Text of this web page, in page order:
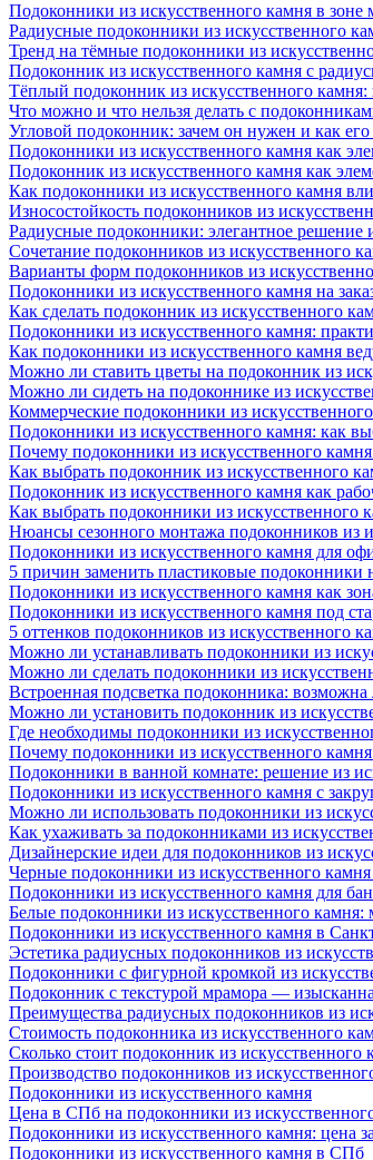
Подоконники из искусственного камня в
Радиусные подоконники из искусственного
Тренд на тёмные подоконники из
Подоконник из искусственного камня с
Тёплый подоконник из искусственного камня:
Что можно и что нельзя делать с
Угловой подоконник: зачем он нужен и как его
Подоконники из искусственного камня как
Подоконник из искусственного камня как
Как подоконники из искусственного камня
Износостойкость подоконников из
Радиусные подоконники: элегантное решение
Сочетание подоконников из искусственного
Варианты форм подоконников из
Подоконники из искусственного камня на
Как сделать подоконник из искусственного
Подоконники из искусственного камня:
Как подоконники из искусственного камня
Можно ли ставить цветы на подоконник из
Можно ли сидеть на подоконнике из
Коммерческие подоконники из
Подоконники из искусственного камня: как
Почему подоконники из искусственного
Как выбрать подоконник из искусственного
Подоконник из искусственного камня как
Как выбрать подоконники из
Нюансы сезонного монтажа подоконников из
Подоконники из искусственного камня для
5 причин заменить пластиковые подоконники
Подоконники из искусственного камня как
Подоконники из искусственного камня под
5 оттенков подоконников из искусственного
Можно ли устанавливать подоконники из
Можно ли сделать подоконники из
Встроенная подсветка подоконника:
Можно ли установить подоконник из
Где необходимы подоконники из
Почему подоконники из искусственного камня
Подоконники в ванной комнате: решение из
Подоконники из искусственного камня с
Можно ли использовать подоконники из
Как ухаживать за подоконниками из
Дизайнерские идеи для подоконников из
Черные подоконники из искусственного камня
Подоконники из искусственного камня для
Белые подоконники из искусственного камня:
Подоконники из искусственного камня в
Эстетика радиусных подоконников из
Подоконники с фигурной кромкой из
Подоконник с текстурой мрамора —
Преимущества радиусных подоконников из
Стоимость подоконника из искусственного
Сколько стоит подоконник из искусственного
Производство подоконников из
Подоконники из искусственного камня
Цена в СПб на подоконники из
Подоконники из искусственного камня: цена
Подоконники из искусственного камня в СПб